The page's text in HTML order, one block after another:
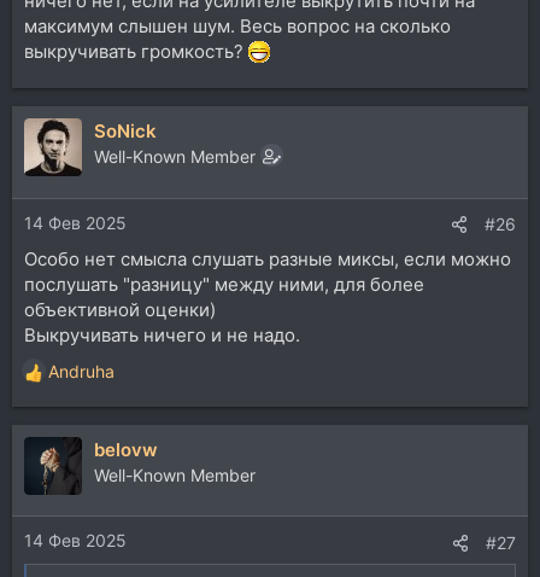
максимум слышен шум. Весь вопрос на сколько
выкручивать громкость?
SoNick
Well-Known Member
14 Фев 2025 #26
Особо нет смысла слушать разные миксы, если можно
послушать "разницу" между ними, для более
объективной оценки)
Выкручивать ничего и не надо.
Р
е
а
и
и
:
Andruha
belovw
Well-Known Member
14 Фев 2025 #27